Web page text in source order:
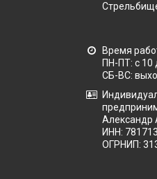
Время
ПН-ПТ: с
СБ-ВС:
Александр
ИНН:
ОГРНИП: